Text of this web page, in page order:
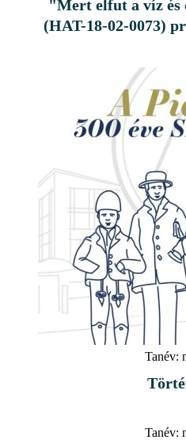
"Mert elfut a víz és
(HAT-18-02-0073)
Tanév:
Tanév: